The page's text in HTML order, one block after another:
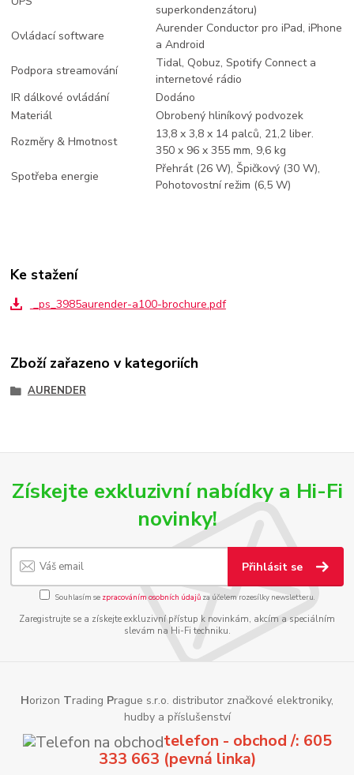
superkondenzátoru)
Ovládací software
Aurender Conductor pro iPad, iPhone
a Android
Podpora streamování
Tidal, Qobuz, Spotify Connect a
internetové rádio
IR dálkové ovládání
Dodáno
Materiál
Obrobený hliníkový podvozek
Rozměry & Hmotnost
13,8 x 3,8 x 14 palců, 21,2 liber.
350 x 96 x 355 mm, 9,6 kg
Spotřeba energie
Přehrát (26 W), Špičkový (30 W),
Pohotovostní režim (6,5 W)
Ke stažení
_ps_3985aurender-a100-brochure.pdf
Zboží zařazeno v kategoriích
AURENDER
Získejte exkluzivní nabídky a Hi-Fi
novinky!
Přihlásit se
Souhlasím se zpracováním osobních údajůza účelem rozesílky newsletteru.
Zaregistrujte se a získejte exkluzivní přístup k novinkám, akcím a speciálním
slevám na Hi-Fi techniku.
Horizon Trading Prague s.r.o. distributor značkové elektroniky,
hudby a příslušenství
telefon - obchod /: 605
333 663 (pevná linka)